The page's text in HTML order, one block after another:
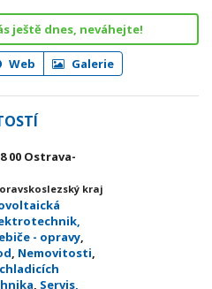
ještě dnes, neváhejte!
Web Galerie
00 Ostrava-
kraj
- opravy,
, Nemovitosti,
, Servis,